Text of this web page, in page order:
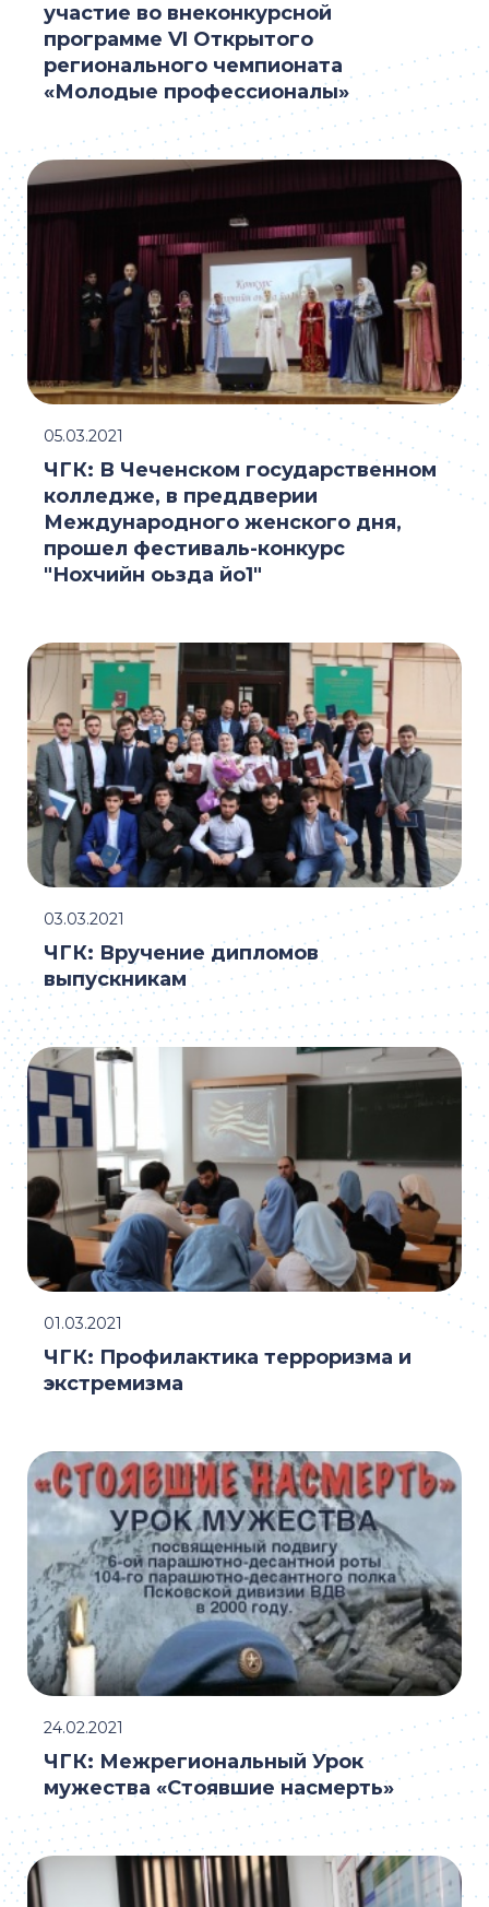
участие во внеконкурсной
программе VI Открытого
регионального чемпионата
«Молодые профессионалы»
ЧГК: В Чеченском государственном
колледже, в преддверии
Международного женского дня,
прошел фестиваль-конкурс
"Нохчийн оьзда йо1"
05.03.2021
ЧГК: Вручение дипломов
выпускникам
03.03.2021
ЧГК: Профилактика терроризма и
экстремизма
01.03.2021
ЧГК: Межрегиональный Урок
мужества «Стоявшие насмерть»
24.02.2021